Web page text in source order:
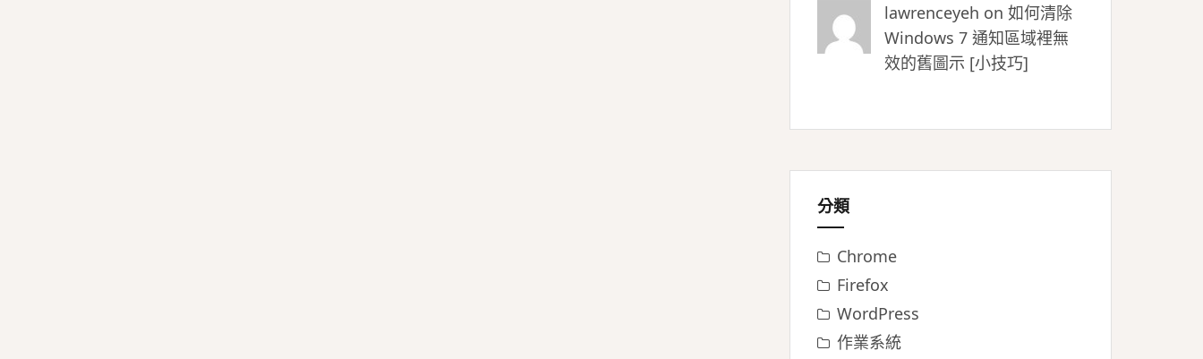
lawrenceyeh on 如何清除
Windows 7 通知區域裡無
效的舊圖示 [小技巧]
分類
Chrome
Firefox
WordPress
作業系統